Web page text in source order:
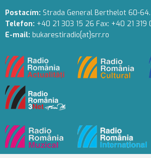
Postacím: Strada General Berthelot 60-64.
Telefon: +40 21 303 15 26 Fax: +40 21 319
E-mail: bukarestiradio[at]srr.ro